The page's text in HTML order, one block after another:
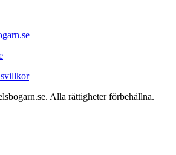
Alla rättigheter förbehållna.